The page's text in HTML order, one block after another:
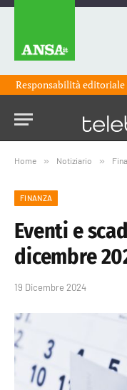
Responsabilità
Home » Notiziario »
FINANZA
Eventi e
dicembre
19 Dicembre 2024